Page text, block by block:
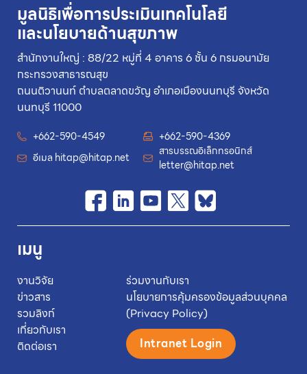
มูลนิธิเพื่อการประเมินเทคโนโลยี
และนโยบายด้านสุขภาพ
สำนักงานใหญ่ : 88/22 หมู่ที่ 4 อาคาร 6 ชั้น 6 กรมอนามัย
กระทรวงสาธารณสุข
ถนนติวานนท์ ตำบลตลาดขวัญ อำเภอเมืองนนทบุรี จังหวัด
นนทบุรี 11000
+662-590-4549
+662-590-4369
อีเมล hitap@hitap.net
สารบรรณอิเล็กทรอนิกส์
letter@hitap.net
เมนู
งานวิจัย
ข่าวสาร
รวมลิงก์
เกี่ยวกับเรา
ติดต่อเรา
ร่วมงานกับเรา
นโยบายการคุ้มครองข้อมูลส่วนบุคคล
(Privacy Policy)
Intranet Login